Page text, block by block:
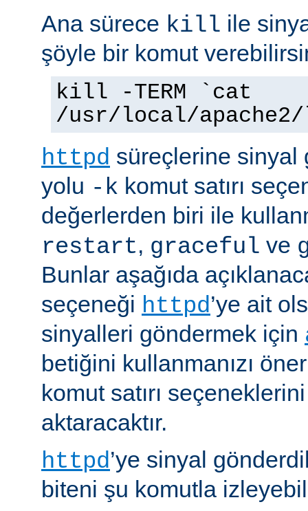
Ana sürece kill ile
şöyle bir komut
kill -TERM `cat
/usr/local/
httpd süreçlerine sinyal
yolu -k komut satırı
değerlerden biri ile
restart, graceful ve
Bunlar aşağıda
seçeneği httpd’ye ait
sinyalleri göndermek için
betiğini kullanmanızı
komut satırı
aktaracaktır.
httpd’ye sinyal
biteni şu komutla